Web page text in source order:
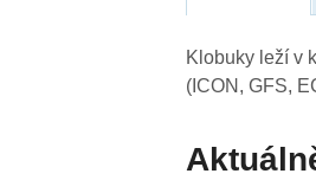
Klobuky leží v
(ICON, GFS,